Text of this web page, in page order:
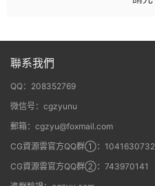
聯系我們
QQ：208352769
微信号：cgzyunu
郵箱：cgzyu@foxmail.com
CG資源雲官方QQ群①：1041630732
CG資源雲官方QQ群②：743970141